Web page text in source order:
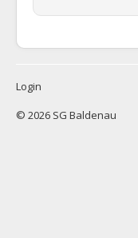
Login
© 2026 SG Baldenau